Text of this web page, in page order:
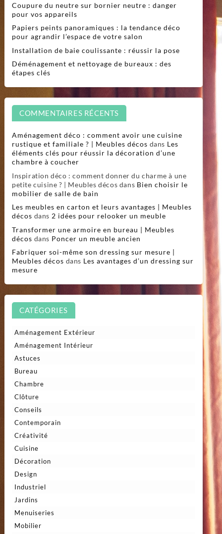
Coupure du neutre sur bornier neutre : danger
pour vos appareils
Papiers peints panoramiques : la tendance déco
pour agrandir l’espace de votre salon
Installation de baie coulissante : réussir la pose
Déménagement et nettoyage de bureaux : des
étapes clés
COMMENTAIRES RÉCENTS
Aménagement déco : comment avoir une cuisine
rustique et familiale ? | Meubles décos dans Les
éléments clés pour réussir la décoration d’une
chambre à coucher
Inspiration déco : comment donner du charme à une
petite cuisine ? | Meubles décos dans Bien choisir le
mobilier de salle de bain
Les meubles en carton et leurs avantages | Meubles
décos dans 2 idées pour relooker un meuble
Transformer une armoire en bureau | Meubles
décos dans Poncer un meuble ancien
Fabriquer soi-même son dressing sur mesure |
Meubles décos dans Les avantages d’un dressing sur
mesure
CATÉGORIES
Aménagement Extérieur
Aménagement Intérieur
Astuces
Bureau
Chambre
Clôture
Conseils
Contemporain
Créativité
Cuisine
Décoration
Design
Industriel
Jardins
Menuiseries
Mobilier